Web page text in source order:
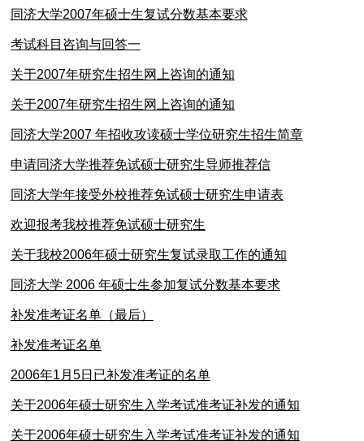
同济大学2007年硕士生复试分数基本要求
考试科目咨询与回答一
关于2007年研究生招生网上咨询的通知
关于2007年研究生招生网上咨询的通知
同济大学2007 年招收攻读硕士学位研究生招生简章
申请同济大学推荐免试硕士研究生导师推荐信
同济大学年接受外校推荐免试硕士研究生申请表
欢迎报考我校推荐免试硕士研究生
关于我校2006年硕士研究生复试录取工作的通知
同济大学 2006 年硕士生参加复试分数基本要求
补发准考证名单（最后）
补发准考证名单
2006年1月5日已补发准考证的名单
关于2006年硕士研究生入学考试准考证补发的通知
关于2006年硕士研究生入学考试准考证补发的通知